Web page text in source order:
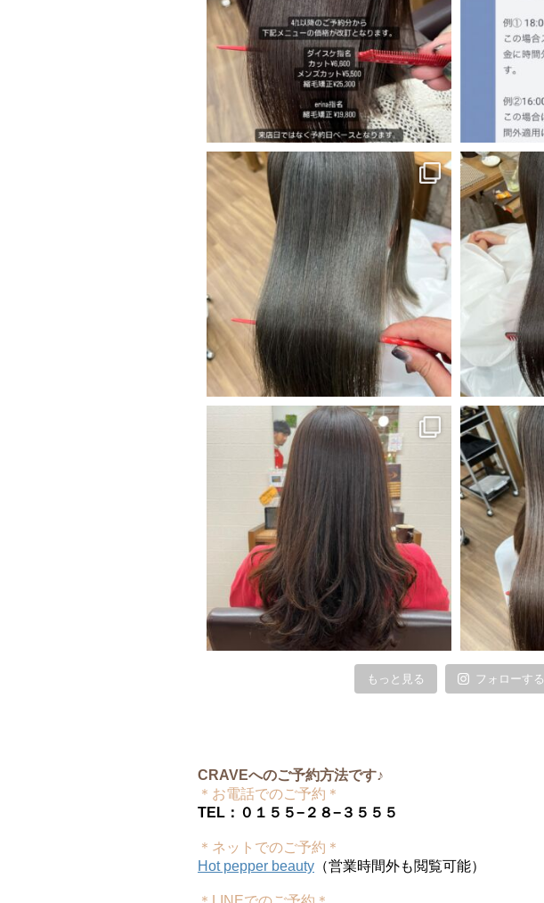
もっと見る フォローする
CRAVEへのご予約方法です♪
＊お電話でのご予約＊
TEL：０１５５−２８−３５５５
＊ネットでのご予約＊
Hot pepper beauty （営業時間外も閲覧可能）